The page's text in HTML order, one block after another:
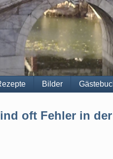
Bilder
oft Fehler in der